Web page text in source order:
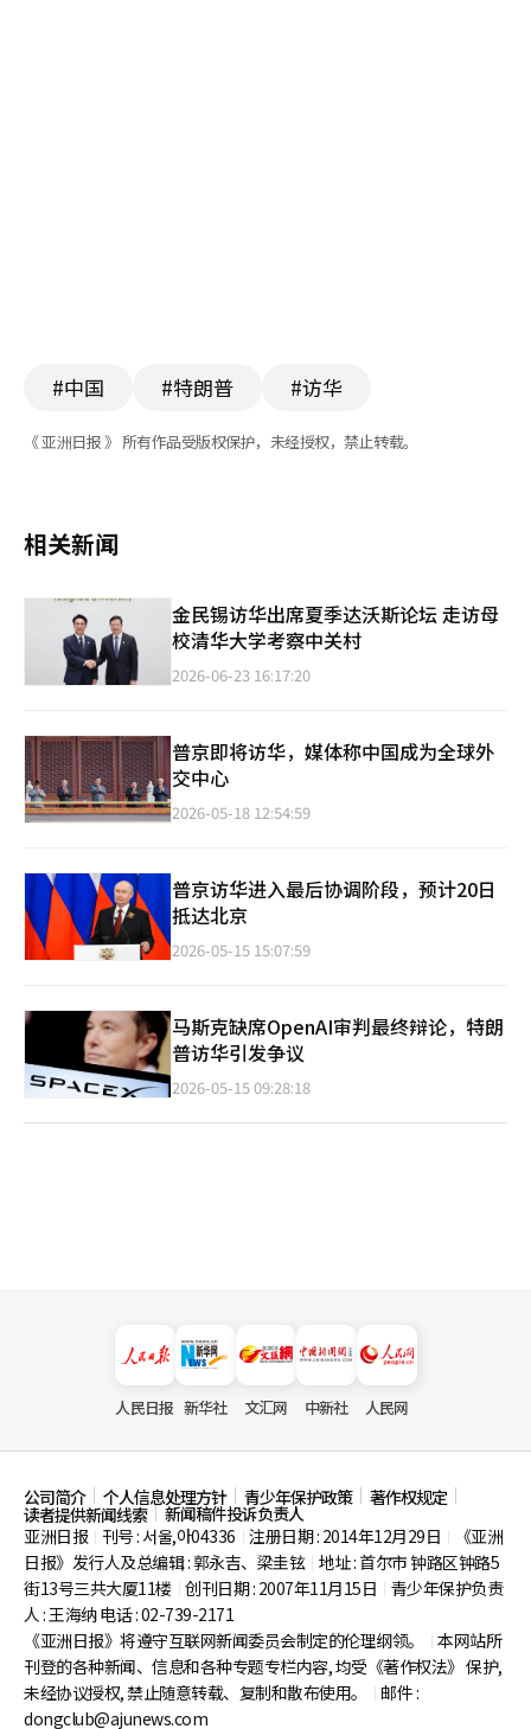
#中国 #特朗普 #访华
《 亚洲日报 》 所有作品受版权保护，未经授权，禁止转载。
相关新闻
金民锡访华出席夏季达沃斯论坛 走访母
校清华大学考察中关村
2026-06-23 16:17:20
普京即将访华，媒体称中国成为全球外
交中心
2026-05-18 12:54:59
普京访华进入最后协调阶段，预计20日
抵达北京
2026-05-15 15:07:59
马斯克缺席OpenAI审判最终辩论，特朗
普访华引发争议
2026-05-15 09:28:18
人民日报 新华社 文汇网 中新社 人民网
公司简介 个人信息处理方针 青少年保护政策 著作权规定
读者提供新闻线索
新闻稿件投诉负责人
亚洲日报
刊号 : 서울,아04336 注册日期 : 2014年12月29日
《亚洲
日报》发行人及总编辑 : 郭永吉、梁圭铉 地址 : 首尔市钟路区钟路5
街13号三共大厦11楼 创刊日期 : 2007年11月15日
青少年保护负责
人 : 王海纳 电话 : 02-739-2171
《亚洲日报》将遵守互联网新闻委员会制定的伦理纲领。
本网站所
刊登的各种新闻、信息和各种专题专栏内容, 均受《著作权法》 保护,
未经协议授权, 禁止随意转载、复制和散布使用。
邮件 :
dongclub@ajunews.com